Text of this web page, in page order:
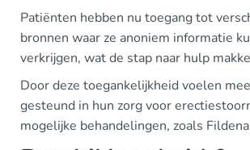
Patiënten hebben nu toegang tot
bronnen waar ze anoniem informatie
verkrijgen, wat de stap naar hulp
Door deze toegankelijkheid voelen
gesteund in hun zorg voor
mogelijke behandelingen, zoals